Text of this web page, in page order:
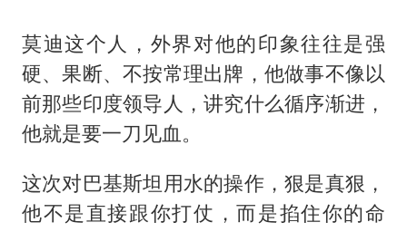
莫迪这个人，外界对他的印象往往是强
硬、果断、不按常理出牌，他做事不像以
前那些印度领导人，讲究什么循序渐进，
他就是要一刀见血。
这次对巴基斯坦用水的操作，狠是真狠，
他不是直接跟你打仗，而是掐住你的命